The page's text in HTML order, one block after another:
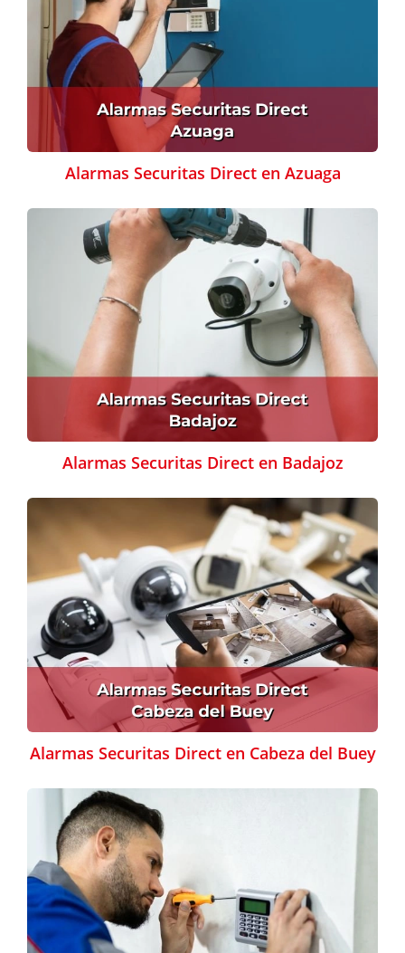
Alarmas Securitas Direct en Azuaga
Alarmas Securitas Direct en Badajoz
Alarmas Securitas Direct en Cabeza del Buey